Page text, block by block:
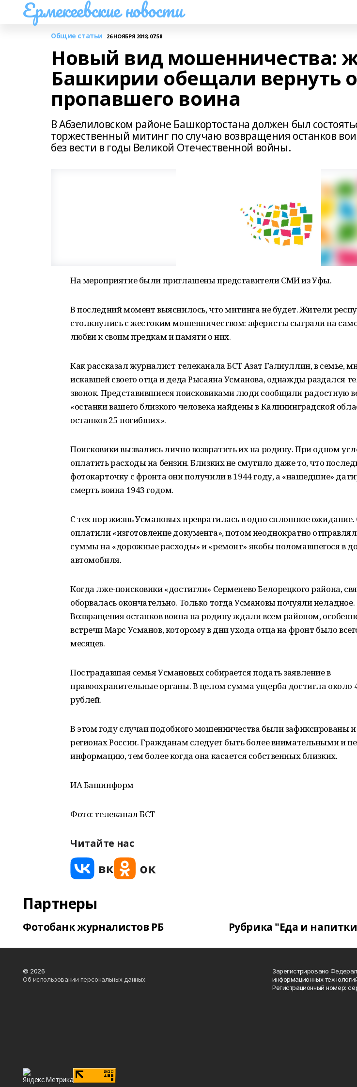
Ермекеевские новости
Общие статьи 26 НОЯБРЯ 2018, 07:58
Новый вид мошенничества:
Башкирии обещали вернуть
пропавшего воина
В Абзелиловском районе Башкортостана должен был
торжественный митинг по случаю возвращения останков
без вести в годы Великой Отечественной войны.
На мероприятие были приглашены представители СМИ из Уфы.
В последний момент выяснилось, что митинга не будет. Жители
столкнулись с жестоким мошенничеством: аферисты сыграли на
любви к своим предкам и памяти о них.
Как рассказал журналист телеканала БСТ Азат Галиуллин, в семье,
искавшей своего отца и деда Рысаяна Усманова, однажды раздался
звонок. Представившиеся поисковиками люди сообщили радостную
«останки вашего близкого человека найдены в Калининградской
останков 25 погибших».
Поисковики вызвались лично возвратить их на родину. При одном
оплатить расходы на бензин. Близких не смутило даже то, что
фотокарточку с фронта они получили в 1944 году, а «нашедшие»
смерть воина 1943 годом.
С тех пор жизнь Усмановых превратилась в одно сплошное
оплатили «изготовление документа», потом неоднократно
суммы на «дорожные расходы» и «ремонт» якобы поломавшегося в
автомобиля.
Когда лже-поисковики «достигли» Серменево Белорецкого района,
оборвалась окончательно. Только тогда Усмановы почуяли неладное.
Возвращения останков воина на родину ждали всем районом,
встречи Марс Усманов, которому в дни ухода отца на фронт было
месяцев.
Пострадавшая семья Усмановых собирается подать заявление в
правоохранительные органы. В целом сумма ущерба достигла около
рублей.
В этом году случаи подобного мошенничества были зафиксированы и
регионах России. Гражданам следует быть более внимательными и
информацию, тем более когда она касается собственных близких.
ИА Башинформ
Фото: телеканал БСТ
Читайте нас
Партнеры
Фотобанк журналистов РБ Рубрика "Еда и
© 2026
Об использовании персональных данных
Зарегистрировано
информационных
Регистрационный номер: